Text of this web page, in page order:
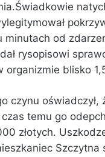
od
rysopisowi
organizmie blisko
czynu oświadczył,
temu go
złotych.
Szczytna